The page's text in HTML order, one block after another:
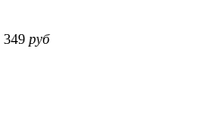
349 руб